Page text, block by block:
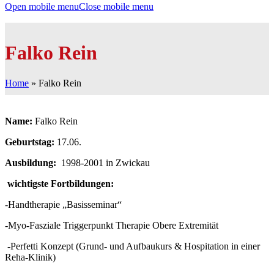
Open mobile menuClose mobile menu
Falko Rein
Home » Falko Rein
Name: Falko Rein
Geburtstag: 17.06.
Ausbildung: 1998-2001 in Zwickau
wichtigste Fortbildungen:
-Handtherapie „Basisseminar“
-Myo-Fasziale Triggerpunkt Therapie Obere Extremität
-Perfetti Konzept (Grund- und Aufbaukurs & Hospitation in einer
Reha-Klinik)